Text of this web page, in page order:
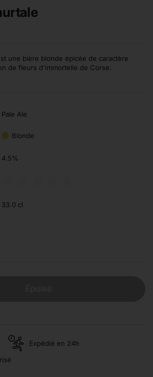
une bière blonde épicée de caractère
de fleurs d'immortelle de Corse.
Pale Ale
Blonde
4.5%
33.0 cl
Expédié en 24h